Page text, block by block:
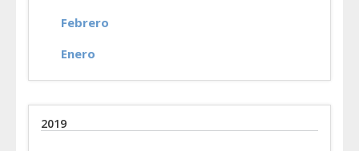
Febrero
Enero
2019